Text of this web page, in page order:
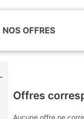
NOS OFFRES
Offres
Aucune offre ne